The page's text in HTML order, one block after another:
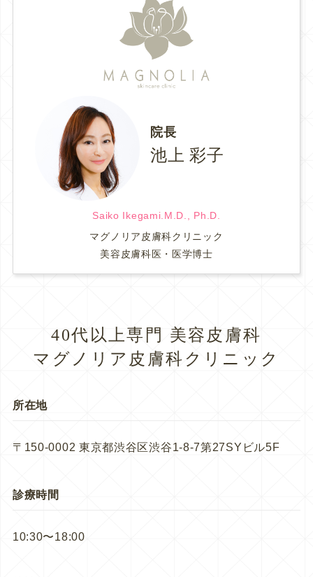
院長
池上 彩子
Saiko Ikegami.M.D., Ph.D.
マグノリア皮膚科クリニック
美容皮膚科医・医学博士
40代以上専門 美容皮膚科
マグノリア皮膚科クリニック
所在地
〒150-0002 東京都渋谷区渋谷1-8-7第27SYビル5F
診療時間
10:30〜18:00